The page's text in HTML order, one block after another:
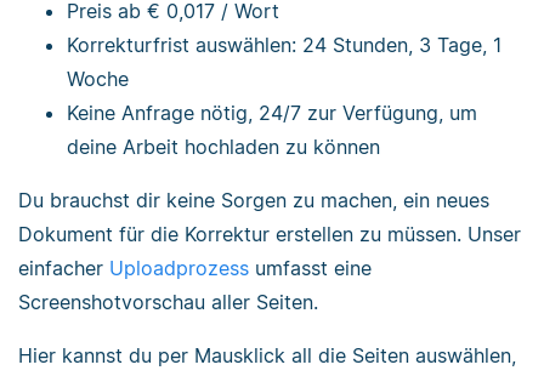
Preis ab € 0,017 / Wort
Korrekturfrist auswählen: 24 Stunden, 3 Tage, 1
Woche
Keine Anfrage nötig, 24/7 zur Verfügung, um
deine Arbeit hochladen zu können
Du brauchst dir keine Sorgen zu machen, ein neues
Dokument für die Korrektur erstellen zu müssen. Unser
einfacher Uploadprozess umfasst eine
Screenshotvorschau aller Seiten.
Hier kannst du per Mausklick all die Seiten auswählen,